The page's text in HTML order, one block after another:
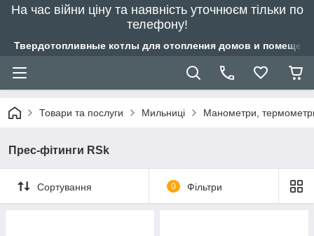
На час війни ціну та наявність уточнюєм тільки по
телефону!
Твердотопливные котлы для отопления домов и
Товари та послуги Мильниці Манометри,
Прес-фітинги RSk
Сортування 0 Фільтри